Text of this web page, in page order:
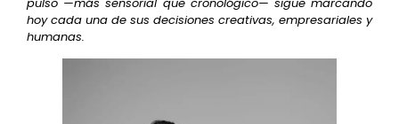
pulso —más sensorial que cronológico— sigue marcando
hoy cada una de sus decisiones creativas, empresariales y
humanas.